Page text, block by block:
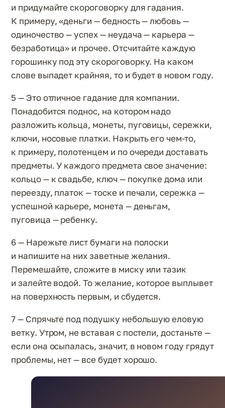
и придумайте скороговорку для гадания.
К примеру, «деньги — бедность — любовь —
одиночество — успех — неудача — карьера —
безработица» и прочее. Отсчитайте каждую
горошинку под эту скороговорку. На каком
слове выпадет крайняя, то и будет в новом году.
5 — Это отличное гадание для компании.
Понадобится поднос, на котором надо
разложить кольца, монеты, пуговицы, сережки,
ключи, носовые платки. Накрыть его чем-то,
к примеру, полотенцем и по очереди доставать
предметы. У каждого предмета свое значение:
кольцо — к свадьбе, ключ — покупке дома или
переезду, платок — тоске и печали, сережка —
успешной карьере, монета — деньгам,
пуговица — ребенку.
6 — Нарежьте лист бумаги на полоски
и напишите на них заветные желания.
Перемешайте, сложите в миску или тазик
и залейте водой. То желание, которое выплывет
на поверхность первым, и сбудется.
7 — Спрячьте под подушку небольшую еловую
ветку. Утром, не вставая с постели, достаньте —
если она осыпалась, значит, в новом году грядут
проблемы, нет — все будет хорошо.